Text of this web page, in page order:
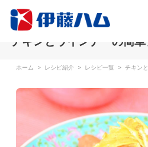
チキンとウインナーの簡
ホーム > レシピ紹介 > レシピ一覧 > チキン